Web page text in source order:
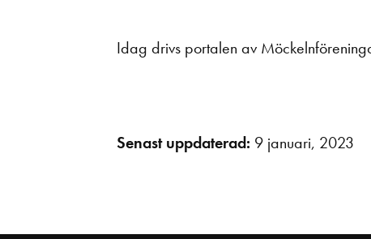
Idag drivs portalen av
Senast uppdaterad: 9 januari, 2023